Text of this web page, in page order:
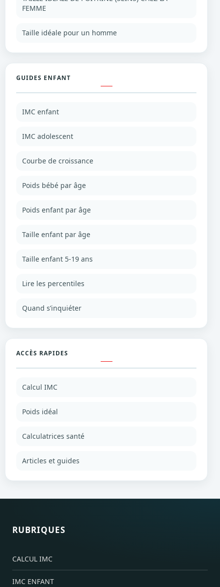
FEMME
Taille idéale pour un homme
GUIDES ENFANT
IMC enfant
IMC adolescent
Courbe de croissance
Poids bébé par âge
Poids enfant par âge
Taille enfant par âge
Taille enfant 5-19 ans
Lire les percentiles
Quand s’inquiéter
ACCÈS RAPIDES
Calcul IMC
Poids idéal
Calculatrices santé
Articles et guides
RUBRIQUES
CALCUL IMC
IMC ENFANT